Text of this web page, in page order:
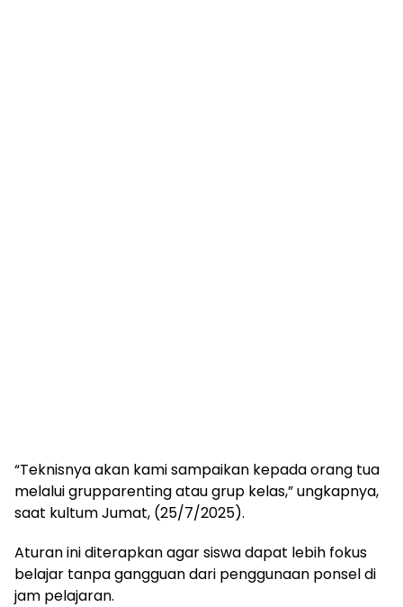
“Teknisnya akan kami sampaikan kepada orang tua
melalui grupparenting atau grup kelas,” ungkapnya,
saat kultum Jumat, (25/7/2025).
Aturan ini diterapkan agar siswa dapat lebih fokus
belajar tanpa gangguan dari penggunaan ponsel di
jam pelajaran.